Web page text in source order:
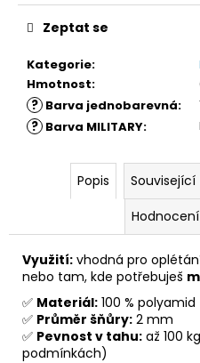
Kategorie:
Hmotnost:
? Barva jednobarevná:
? Barva MILITARY:
Zeptat se
Popis
Hodnocení
Využití: vhodná pro
nebo tam, kde potřebuješ
✅ Materiál: 100 % polyamid
✅ Průměr šňůry: 2 mm
✅ Pevnost v tahu: až 100
podmínkách)
u
m
e